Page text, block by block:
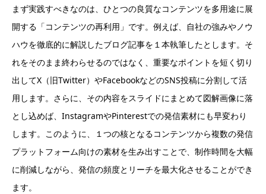
まず実践すべきなのは、ひとつの良質なコンテンツを多用途に展
開する「コンテンツの再利用」です。例えば、自社の強みやノウ
ハウを徹底的に解説したブログ記事を１本執筆したとします。そ
れをそのまま終わらせるのではなく、重要なポイントを短く切り
出してX（旧Twitter）やFacebookなどのSNS投稿に分割して活
用します。さらに、その内容をスライドにまとめて図解画像に落
とし込めば、InstagramやPinterestでの発信素材にも早変わり
します。このように、１つの核となるコンテンツから複数の発信
プラットフォーム向けの素材を生み出すことで、制作時間を大幅
に削減しながら、発信の頻度とリーチを最大化させることができ
ます。